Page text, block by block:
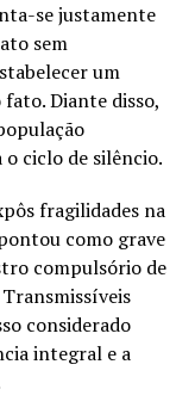
se justamente
sem
um
Diante disso,
ciclo de silêncio.
fragilidades na
como grave
compulsório de
considerado
integral e a